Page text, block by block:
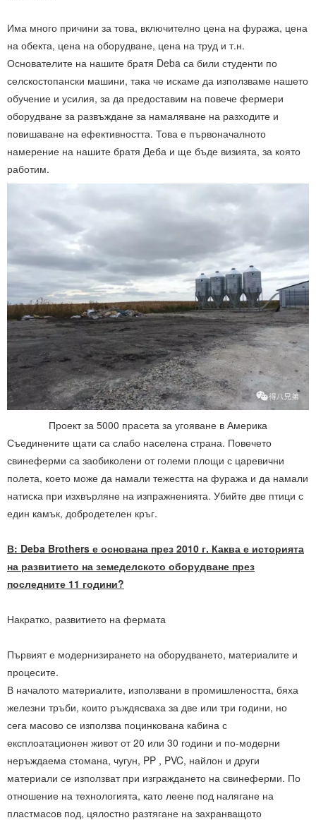
Има много причини за това, включително цена на фуража, цена
на обекта, цена на оборудване, цена на труд и т.н.
Основателите на нашите братя Deba са били студенти по
селскостопански машини, така че искаме да използваме нашето
обучение и усилия, за да предоставим на повече фермери
оборудване за развъждане за намаляване на разходите и
повишаване на ефективността. Това е първоначалното
намерение на нашите братя Деба и ще бъде визията, за която
работим.
Проект за 5000 прасета за угояване в Америка
Съединените щати са слабо населена страна. Повечето
свинеферми са заобиколени от големи площи с царевични
полета, което може да намали тежестта на фуража и да намали
натиска при изхвърляне на изпражненията. Убийте две птици с
един камък, добродетелен кръг.
В: Deba Brothers е основана през 2010 г. Каква е историята
на развитието на земеделското оборудване през
последните 11 години?
Накратко, развитието на фермата
Първият е модернизирането на оборудването, материалите и
процесите.
В началото материалите, използвани в промишлеността, бяха
железни тръби, които ръждясваха за две или три години, но
сега масово се използва поцинкована кабина с
експлоатационен живот от 20 или 30 години и по-модерни
неръждаема стомана, чугун, PP , PVC, найлон и други
материали се използват при изграждането на свинеферми. По
отношение на технологията, като леене под налягане на
пластмасов под, цялостно разтягане на захранващото